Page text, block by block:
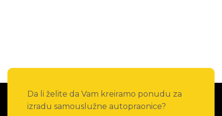
Da li želite da Vam kreiramo ponudu za
izradu samouslužne autopraonice?